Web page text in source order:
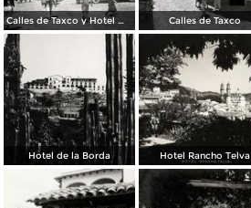
Calles de Taxco y Hotel Meléndez (izq.) Calles de Taxco
Hotel de la Borda Hotel Rancho Telva